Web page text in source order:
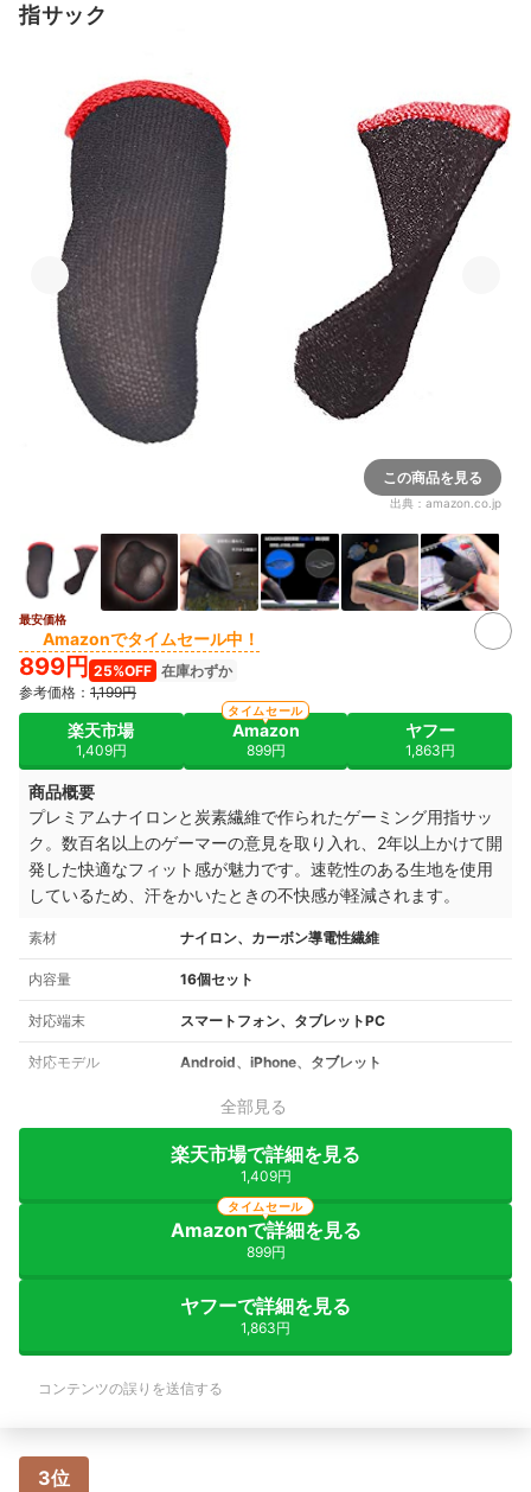
指サック
この商品を見る
出典： amazon.co.jp
最安価格
Amazonでタイムセール中！
899円 25%OFF 在庫わずか
参考価格： 1,199円
楽天市場
1,409円
Amazon
899円
タイムセール
ヤフー
1,863円
商品概要
プレミアムナイロンと炭素繊維で作られたゲーミング用指サッ
ク。数百名以上のゲーマーの意見を取り入れ、2年以上かけて開
発した快適なフィット感が魅力です。速乾性のある生地を使用
しているため、汗をかいたときの不快感が軽減されます。
素材 ナイロン、カーボン導電性繊維
内容量 16個セット
対応端末 スマートフォン、タブレットPC
対応モデル Android、iPhone、タブレット
全部見る
楽天市場で詳細を見る
1,409円
Amazonで詳細を見る
899円
タイムセール
ヤフーで詳細を見る
1,863円
コンテンツの誤りを送信する
3位